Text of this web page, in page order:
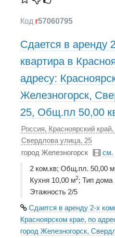
Код r57060795
Сдается в аренду
квартира в
адресу:
Железногорск,
25, Общ.пл 50,00
Россия, Красноярский
Свердлова улица, 25
город Железногорск
см.
2 ком.кв; Общ.пл. 50,00 м
Кухня 10,00 м2; Тип
Этажность 2/5
Сдается в аренду 2-х
Красноярском крае, по
город Железногорск,